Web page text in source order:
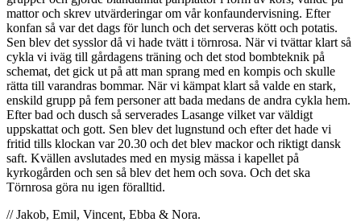
mattor och skrev utvärderingar om vår konfaundervisning. Efter
konfan så var det dags för lunch och det serveras kött och potatis.
Sen blev det sysslor då vi hade tvätt i törnrosa. När vi tvättar klart så
cykla vi iväg till gårdagens träning och det stod bombteknik på
schemat, det gick ut på att man sprang med en kompis och skulle
rätta till varandras bommar. När vi kämpat klart så valde en stark,
enskild grupp på fem personer att bada medans de andra cykla hem.
Efter bad och dusch så serverades Lasange vilket var väldigt
uppskattat och gott. Sen blev det lugnstund och efter det hade vi
fritid tills klockan var 20.30 och det blev mackor och riktigt dansk
saft. Kvällen avslutades med en mysig mässa i kapellet på
kyrkogården och sen så blev det hem och sova. Och det ska
Törnrosa göra nu igen föralltid.
// Jakob, Emil, Vincent, Ebba & Nora.